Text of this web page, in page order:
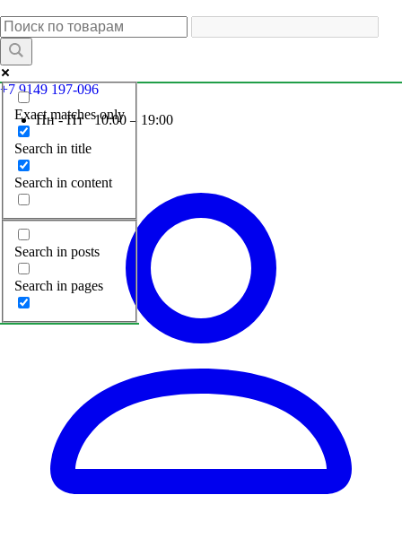
Exact matches only
Search in title
Search in content
Search in posts
Search in pages
+7 9149 197-096
Пн - Пт 10:00 – 19:00